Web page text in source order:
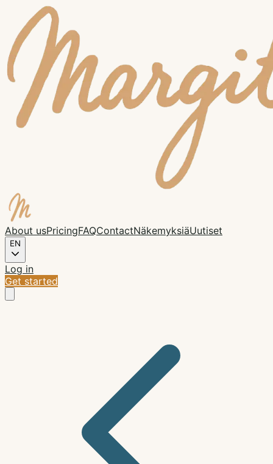
About usPricingFAQContactNäkemyksiäUutiset
EN
Log in
Get started